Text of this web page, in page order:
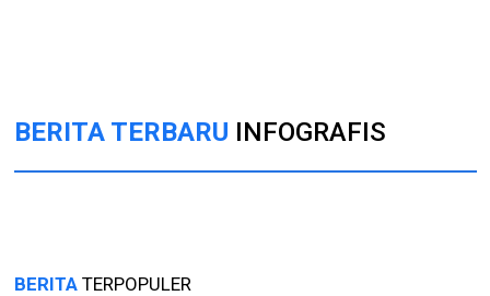
BERITA TERBARU INFOGRAFIS
BERITA TERPOPULER